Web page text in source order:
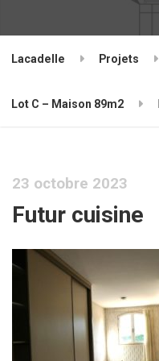
Lacadelle Projets
Lot C – Maison 89m2
23 octobre 2023
Futur cuisine